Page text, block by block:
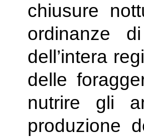
chiusure
ordinanze
dell’intera
delle
nutrire gli
produzione